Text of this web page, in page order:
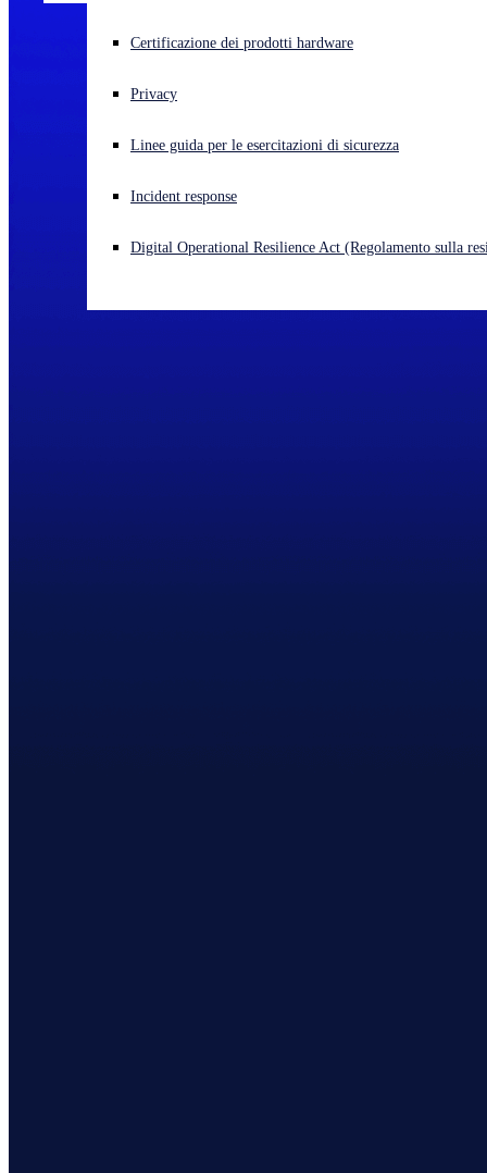
Cyberattacco in corso? Ottieni assistenza immediata
Open language switcher
Certificazione dei prodotti hardware
Privacy
Linee guida per le esercitazioni di sicurezza
Incident response
Digital Operational Resilience Act (Regolamento sulla